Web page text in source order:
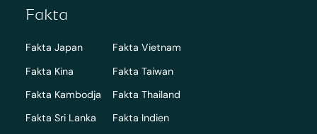
Fakta
Fakta Japan
Fakta Kina
Fakta Kambodja
Fakta Sri Lanka
Fakta Vietnam
Fakta Taiwan
Fakta Thailand
Fakta Indien